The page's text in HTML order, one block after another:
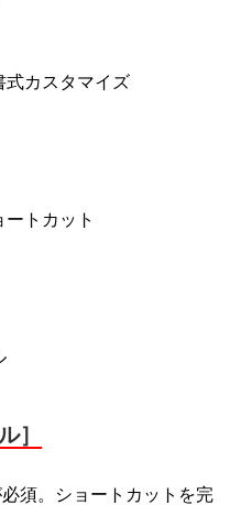
式カスタマイズ
トカット
］
須。ショートカットを完